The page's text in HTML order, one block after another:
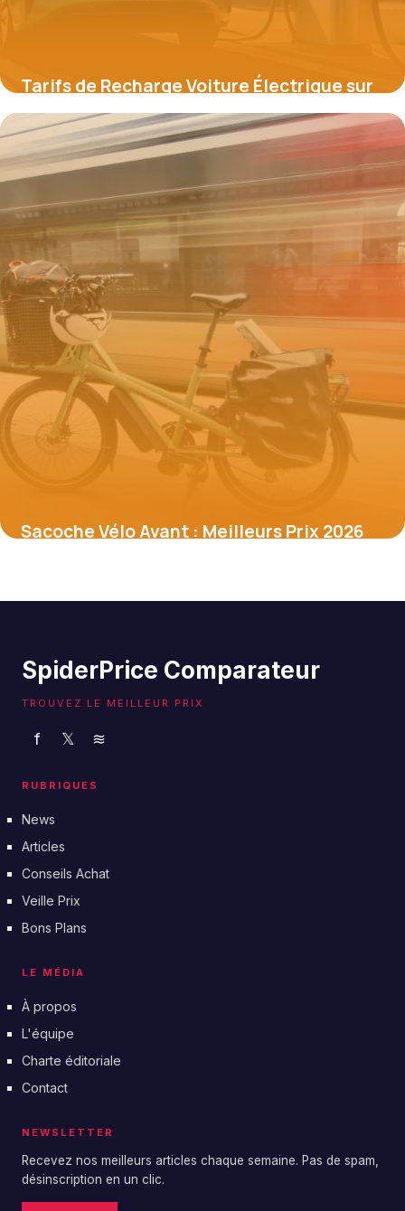
Tarifs de Recharge Voiture Électrique sur
Autoroute : Types et Conseils Essentiels
26 février 2026
Sacoche Vélo Avant : Meilleurs Prix 2026
SpiderPrice Comparateur
TROUVEZ LE MEILLEUR PRIX
f 𝕏 ≋
RUBRIQUES
News
Articles
Conseils Achat
Veille Prix
Bons Plans
LE MÉDIA
À propos
L'équipe
Charte éditoriale
Contact
NEWSLETTER
Recevez nos meilleurs articles chaque semaine. Pas de spam,
désinscription en un clic.